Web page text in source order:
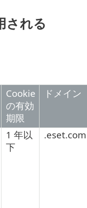
される
Cookie
の有効
期限
ドメイン
1 年以
下
.eset.com